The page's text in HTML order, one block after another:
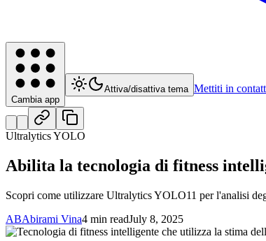
Cambia app
Attiva/disattiva tema Mettiti in
Ultralytics YOLO
Abilita la tecnologia di fitness
Scopri come utilizzare Ultralytics YOLO11 per l'analisi
ABAbirami Vina4 min readJuly 8, 2025